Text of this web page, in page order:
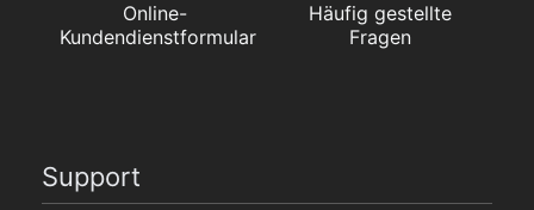
Online-
Kundendienstformular
Häufig gestellte
Fragen
Support